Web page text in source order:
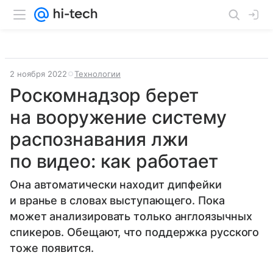
2 ноября 2022 Технологии
Роскомнадзор берет
на вооружение систему
распознавания лжи
по видео: как работает
Она автоматически находит дипфейки
и вранье в словах выступающего. Пока
может анализировать только англоязычных
спикеров. Обещают, что поддержка русского
тоже появится.